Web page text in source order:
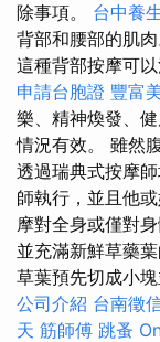
除事項。 台中養
背部和腰部的肌肉
這種背部按摩可
申請台胞證 豐富
樂、精神煥發、
情況有效。 雖然
透過瑞典式按摩
師執行，並且他
摩對全身或僅對
並充滿新鮮草藥
草葉預先切成小
公司介紹 台南徵
天 筋師傅 跳蚤